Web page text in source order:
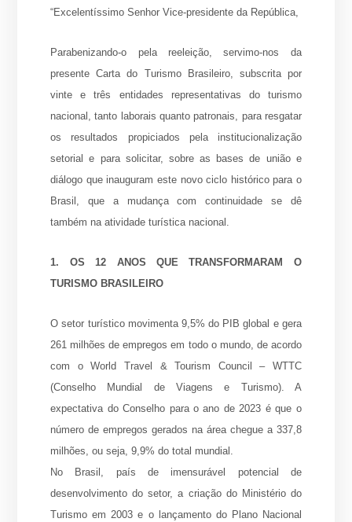
“Excelentíssimo Senhor Vice-presidente da República,
Parabenizando-o pela reeleição, servimo-nos da
presente Carta do Turismo Brasileiro, subscrita por
vinte e três entidades representativas do turismo
nacional, tanto laborais quanto patronais, para resgatar
os resultados propiciados pela institucionalização
setorial e para solicitar, sobre as bases de união e
diálogo que inauguram este novo ciclo histórico para o
Brasil, que a mudança com continuidade se dê
também na atividade turística nacional.
1. OS 12 ANOS QUE TRANSFORMARAM O
TURISMO BRASILEIRO
O setor turístico movimenta 9,5% do PIB global e gera
261 milhões de empregos em todo o mundo, de acordo
com o World Travel & Tourism Council – WTTC
(Conselho Mundial de Viagens e Turismo). A
expectativa do Conselho para o ano de 2023 é que o
número de empregos gerados na área chegue a 337,8
milhões, ou seja, 9,9% do total mundial.
No Brasil, país de imensurável potencial de
desenvolvimento do setor, a criação do Ministério do
Turismo em 2003 e o lançamento do Plano Nacional